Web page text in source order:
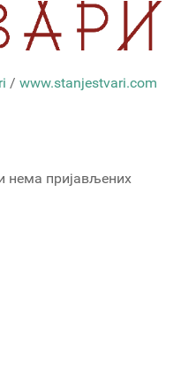
/ www.stanjestvari.com
нема пријављених